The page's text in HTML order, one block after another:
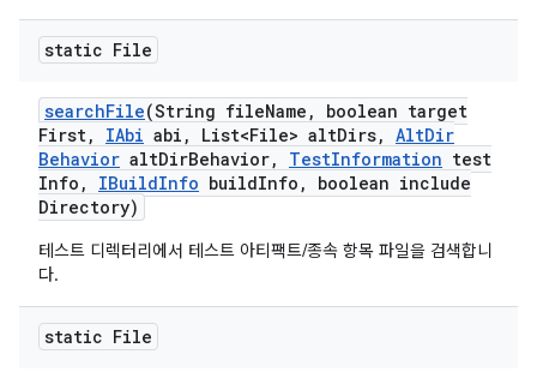
static File
searchFile(String fileName ,
boolean target
First, IAbi abi , List<File> altDirs, AltDir
Behavior altDirBehavior, TestInformation test
Info , IBuildInfo buildInfo ,
boolean include
Directory)
테스트 디렉터리에서 테스트 아티팩트/종속 항목 파일을 검색합니
다.
static File